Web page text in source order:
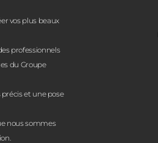
vos plus beaux
professionnels
du Groupe
et une pose
nous sommes